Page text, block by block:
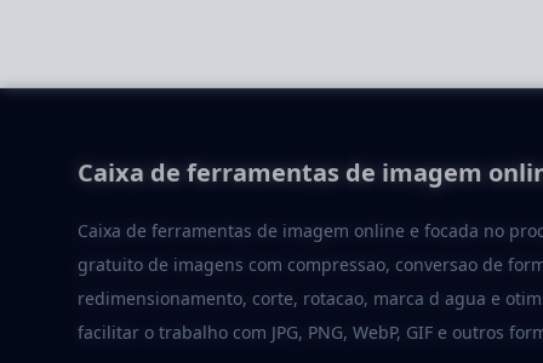
Caixa de ferramentas de imagem
Caixa de ferramentas de imagem online e focada no
gratuito de imagens com compressao, conversao de
redimensionamento, corte, rotacao, marca d agua e
facilitar o trabalho com JPG, PNG, WebP, GIF e outros